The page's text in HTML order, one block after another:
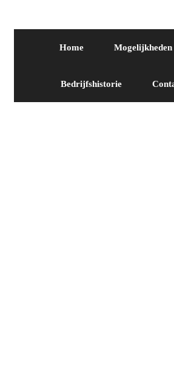
Home Mogelijkheden
Bedrijfshistorie